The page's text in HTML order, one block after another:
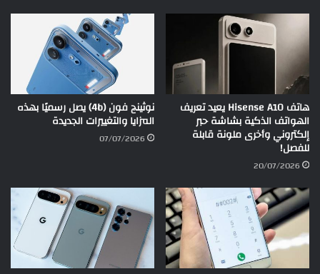
هاتف Hisense A10 يعيد تعريف
الهواتف الذكية بشاشة حبر
إلكتروني وأخرى ملونة قابلة
للفصل!
20/07/2026
نوثينج فون (4b) يصل رسميًا بهذه
المزايا والتغييرات الجديدة
07/07/2026